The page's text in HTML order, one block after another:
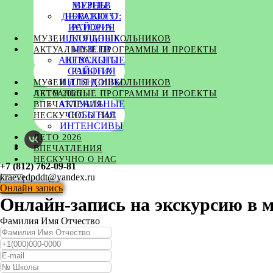
МУЗЕЕВ
НЕВСКОГО
РАЙОНА
МУЗЕИ ДЛЯ ДОШКОЛЬНИКОВ
АКТУАЛЬНЫЕ ПРОГРАММЫ И ПРОЕКТЫ
АКТУАЛЬНЫЕ
СОБЫТИЯ
ИНТЕНСИВЫ
ЛЕТО 2026
ВПЕЧАТЛЕНИЯ
НЕСКУЧНО О НАС
+7 (812) 762-09-81
kraevedpddt@yandex.ru
Онлайн запись
ВЕРНЫ
ДЕЖАВЮ 57:
ИСТОРИЯ
ШКОЛЬНЫХ
МУЗЕЕВ
НЕВСКОГО
РАЙОНА
МУЗЕИ ДЛЯ ДОШКОЛЬНИКОВ
АКТУАЛЬНЫЕ ПРОГРАММЫ И ПРОЕКТЫ
АКТУАЛЬНЫЕ
СОБЫТИЯ
ИНТЕНСИВЫ
ЛЕТО 2026
ВПЕЧАТЛЕНИЯ
НЕСКУЧНО О НАС
Онлайн-запись на экскурсию в
Фамилия Имя Отчество